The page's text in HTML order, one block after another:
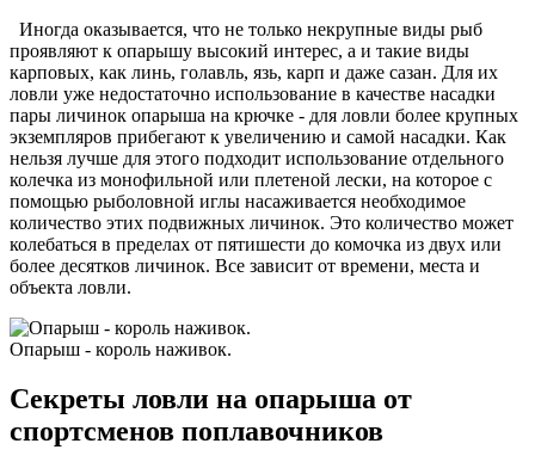
Иногда оказывается, что не только некрупные виды рыб
проявляют к опарышу высокий интерес, а и такие виды
карповых, как линь, голавль, язь, карп и даже сазан. Для их
ловли уже недостаточно использование в качестве насадки
пары личинок опарыша на крючке - для ловли более крупных
экземпляров прибегают к увеличению и самой насадки. Как
нельзя лучше для этого подходит использование отдельного
колечка из монофильной или плетеной лески, на которое с
помощью рыболовной иглы насаживается необходимое
количество этих подвижных личинок. Это количество может
колебаться в пределах от пяти­шести до комочка из двух или
более десятков личинок. Все зависит от времени, места и
объекта ловли.
Опарыш - король наживок.
Секреты ловли на опарыша от
спортсменов поплавочников